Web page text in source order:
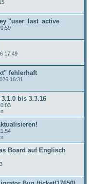
"user_last_active
17:49
fehlerhaft
16:31
bis 3.3.16
Board auf Englisch